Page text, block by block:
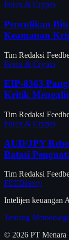
Forex & Crypto
Penculikan
Keamanan
Tim Redaksi
Forex & Crypto
EIP-8363
Kritik
Tim Redaksi
Forex & Crypto
AUD/JPY
Batasi
Tim Redaksi
FEEDberry
Intelijen keuangan
Tentang Metodologi
© 2026 PT Menara